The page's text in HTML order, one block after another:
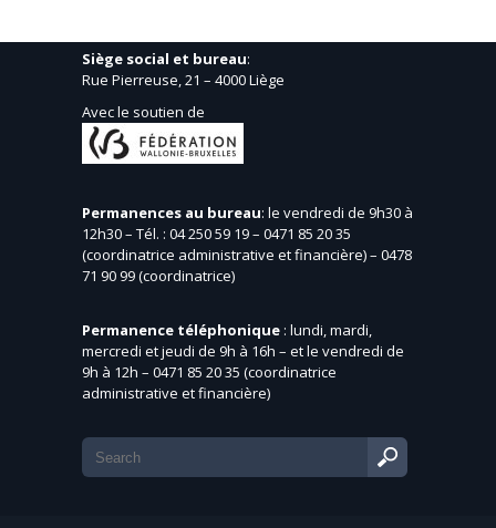
Siège social et bureau:
Rue Pierreuse, 21 – 4000 Liège
Avec le soutien de
Permanences au bureau: le vendredi de 9h30 à
12h30 – Tél. : 04 250 59 19 – 0471 85 20 35
(coordinatrice administrative et financière) – 0478
71 90 99 (coordinatrice)
Permanence téléphonique : lundi, mardi,
mercredi et jeudi de 9h à 16h – et le vendredi de
9h à 12h – 0471 85 20 35 (coordinatrice
administrative et financière)